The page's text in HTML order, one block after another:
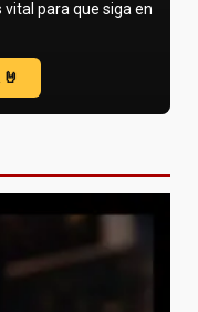
para que siga en